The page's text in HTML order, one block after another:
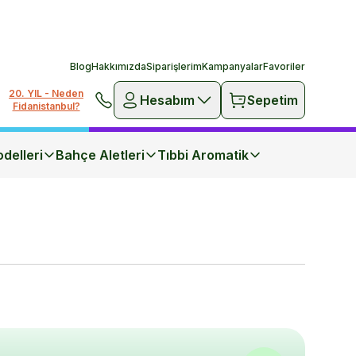
BlogHakkımızdaSiparişlerimKampanyalarFavoriler
20. YIL - Neden
Fidanistanbul?
Hesabım Sepetim
Bahçe Aletleri Tıbbi Aromatik